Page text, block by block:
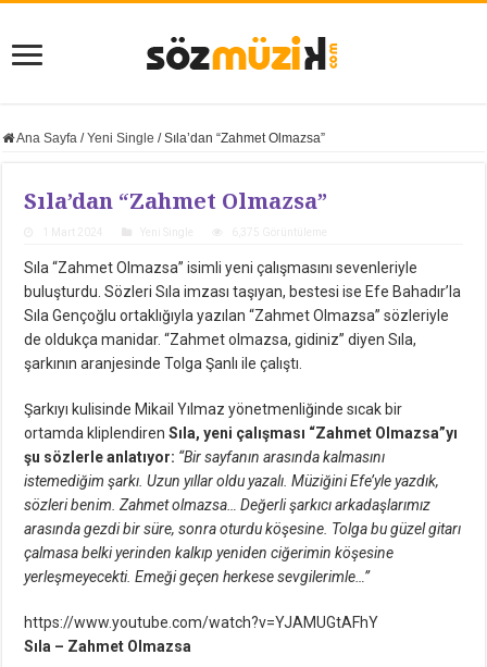
Ana Sayfa / Yeni Single / Sıla’dan “Zahmet Olmazsa”
Sıla’dan “Zahmet Olmazsa”
Sıla “Zahmet Olmazsa” isimli yeni çalışmasını sevenleriyle
buluşturdu. Sözleri Sıla imzası taşıyan, bestesi ise Efe Bahadır’la
Sıla Gençoğlu ortaklığıyla yazılan “Zahmet Olmazsa” sözleriyle
de oldukça manidar. “Zahmet olmazsa, gidiniz” diyen Sıla,
şarkının aranjesinde Tolga Şanlı ile çalıştı.
Şarkıyı kulisinde Mikail Yılmaz yönetmenliğinde sıcak bir
ortamda kliplendirenSıla, yeni çalışması “Zahmet Olmazsa”yı
şu sözlerle anlatıyor: “Bir sayfanın arasında kalmasını
istemediğim şarkı. Uzun yıllar oldu yazalı. Müziğini Efe’yle yazdık,
sözleri benim. Zahmet olmazsa… Değerli şarkıcı arkadaşlarımız
arasında gezdi bir süre, sonra oturdu köşesine. Tolga bu güzel gitarı
çalmasa belki yerinden kalkıp yeniden ciğerimin köşesine
yerleşmeyecekti. Emeği geçen herkese sevgilerimle…”
https://www.youtube.com/watch?v=YJAMUGtAFhY
Sıla – Zahmet Olmazsa